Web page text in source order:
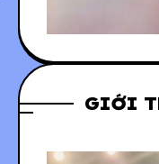
GIỚI